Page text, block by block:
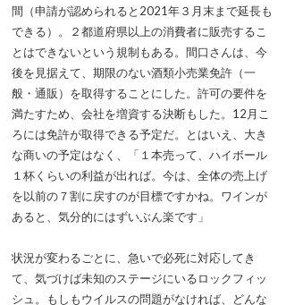
間（申請が認められると2021年３月末まで延長も
できる）。２都道府県以上の消費者に販売するこ
とはできないという規制もある。間口さんは、今
後を見据えて、期限のない酒類小売業免許（一
般・通販）を取得することにした。許可の要件を
満たすため、会社を増資する決断もした。12月こ
ろには免許が取得できる予定だ。とはいえ、大き
な商いの予定はなく、「１本売って、ハイボール
１杯くらいの利益が出れば。今は、全体の売上げ
を以前の７割に戻すのが目標ですかね。ワインが
あると、気分的にはずいぶん楽です」
状況が変わるごとに、急いで必死に対応してき
て、気づけば未知のステージにいるロックフィッ
シュ。もしもウイルスの問題がなければ、どんな